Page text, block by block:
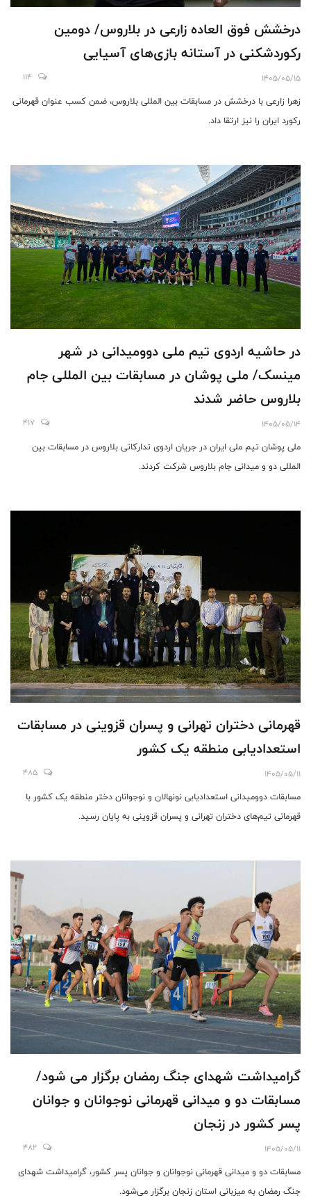
درخشش فوق العاده زارعی در بلاروس/ دومین
رکوردشکنی در آستانه بازی‌های آسیایی
1405/05/15
114
زهرا زارعی با درخشش در مسابقات بین المللی بلاروس، ضمن کسب عنوان قهرمانی
رکورد ایران را نیز ارتقا داد.
در حاشیه اردوی تیم ملی دوومیدانی در شهر
مینسک/ ملی پوشان در مسابقات بین المللی جام
بلاروس حاضر شدند
1405/05/14
417
ملی پوشان تیم ملی ایران در جریان اردوی تدارکاتی بلاروس در مسابقات بین
المللی دو و میدانی جام بلاروس شرکت کردند.
قهرمانی دختران تهرانی و پسران قزوینی در مسابقات
استعدادیابی منطقه یک کشور
1405/05/11
485
مسابقات دوومیدانی استعدادیابی نونهالان و نوجوانان دختر منطقه یک کشور با
قهرمانی تیم‌های دختران تهرانی و پسران قزوینی به پایان رسید.
گرامیداشت شهدای جنگ رمضان برگزار می شود/
مسابقات دو و میدانی قهرمانی نوجوانان و جوانان
پسر کشور در زنجان
1405/05/11
482
مسابقات دو و میدانی قهرمانی نوجوانان و جوانان پسر کشور، گرامیداشت شهدای
جنگ رمضان به میزبانی استان زنجان برگزار می‌شود.